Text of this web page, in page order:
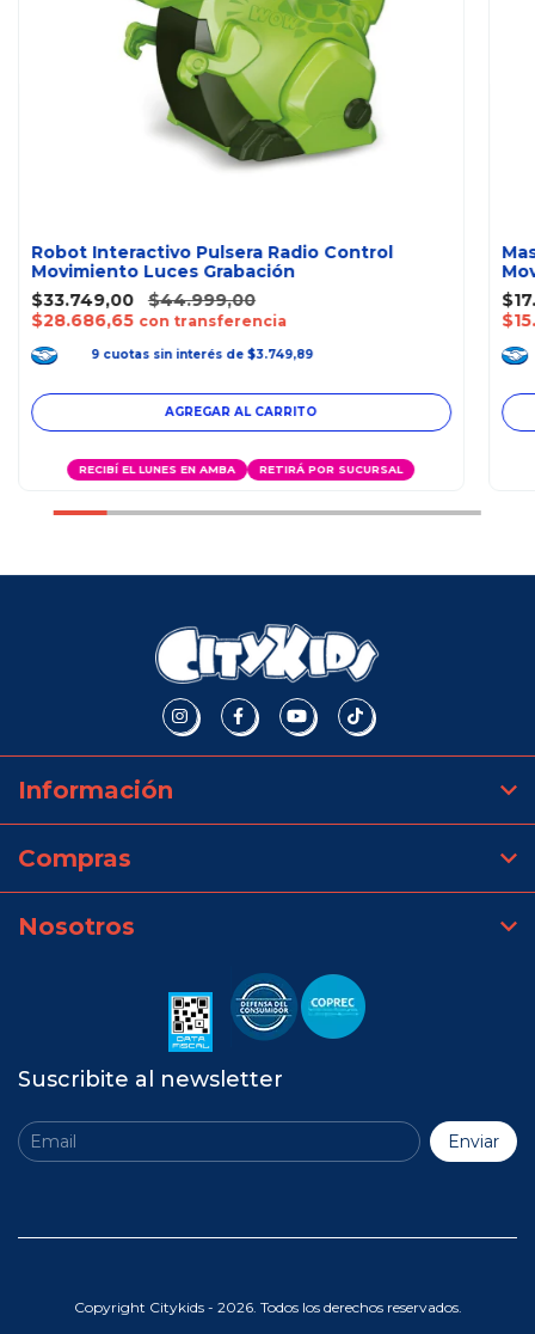
Robot Interactivo Pulsera Radio Control
Movimiento Luces Grabación
$33.749,00
$44.999,00
$28.686,65 con transferencia
9 cuotas sin interés de $3.749,89
RECIBÍ EL LUNES EN AMBA RETIRÁ POR SUCURSAL
Información
Compras
Nosotros
Suscribite al newsletter
Copyright Citykids - 2026. Todos los derechos reservados.